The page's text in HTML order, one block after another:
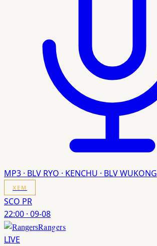
MP3 · BLV RYO · KENCHU · BLV WUKONG
XEM
SCO PR
22:00 · 09-08
Rangers
LIVE